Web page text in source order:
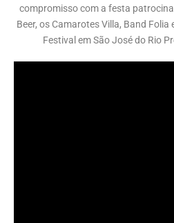
compromisso com a festa
Beer, os Camarotes Villa, Band Folia
Festival em São José do Rio